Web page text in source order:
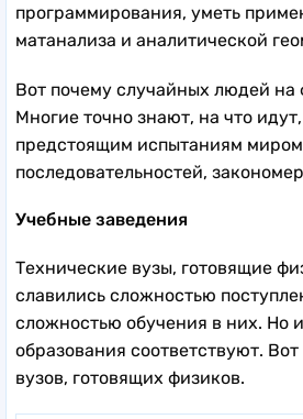
программирования, уметь
матанализа и аналитической
Вот почему случайных людей на
Многие точно знают, на что
предстоящим испытаниям
последовательностей,
Учебные заведения
Технические вузы, готовящие
славились сложностью
сложностью обучения в них. Но
образования соответствуют.
вузов, готовящих физиков.